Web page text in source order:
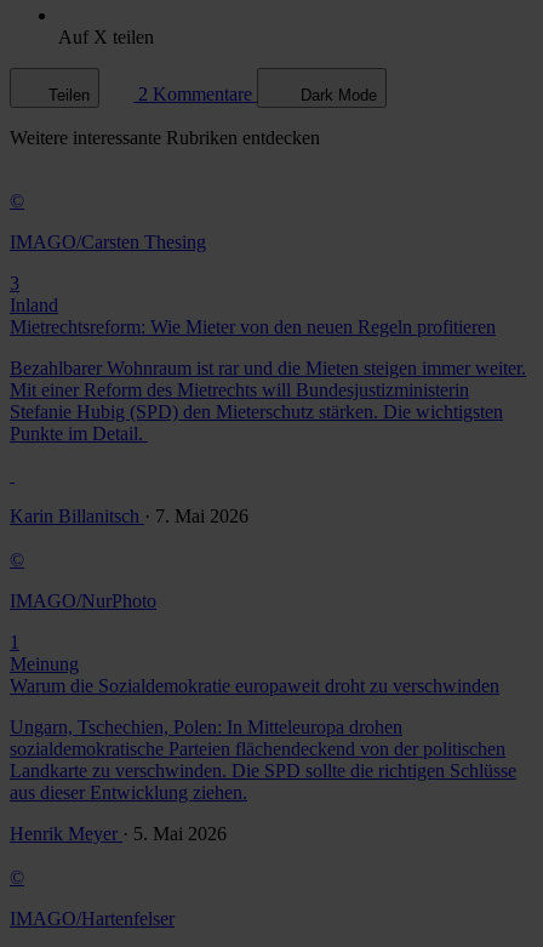
Auf X teilen
Teilen 2 Kommentare Dark Mode
Weitere interessante Rubriken entdecken
©
IMAGO/Carsten Thesing
3
Inland
Mietrechtsreform: Wie Mieter von den neuen Regeln profitieren
Bezahlbarer Wohnraum ist rar und die Mieten steigen immer weiter.
Mit einer Reform des Mietrechts will Bundesjustizministerin
Stefanie Hubig (SPD) den Mieterschutz stärken. Die wichtigsten
Punkte im Detail.
Karin Billanitsch · 7. Mai 2026
©
IMAGO/NurPhoto
1
Meinung
Warum die Sozialdemokratie europaweit droht zu verschwinden
Ungarn, Tschechien, Polen: In Mitteleuropa drohen
sozialdemokratische Parteien flächendeckend von der politischen
Landkarte zu verschwinden. Die SPD sollte die richtigen Schlüsse
aus dieser Entwicklung ziehen.
Henrik Meyer · 5. Mai 2026
©
IMAGO/Hartenfelser